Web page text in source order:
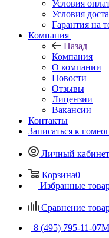
Условия
Условия
Гарантия на
Компания
Назад
Компания
О компании
Новости
Отзывы
Лицензии
Вакансии
Контакты
Записаться к
Личный кабинет
Корзина0
Избранные
Сравнение
8 (495) 795-11-07